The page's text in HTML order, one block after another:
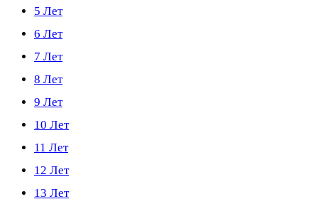
5 Лет
6 Лет
7 Лет
8 Лет
9 Лет
10 Лет
11 Лет
12 Лет
13 Лет